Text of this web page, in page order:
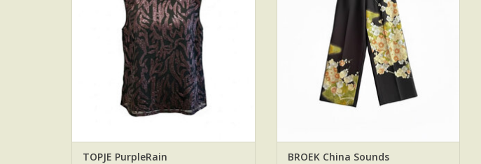
TOPJE PurpleRain
BROEK China Sounds